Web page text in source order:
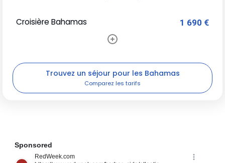
Croisière Bahamas 1 690 €
Trouvez un séjour pour les Bahamas